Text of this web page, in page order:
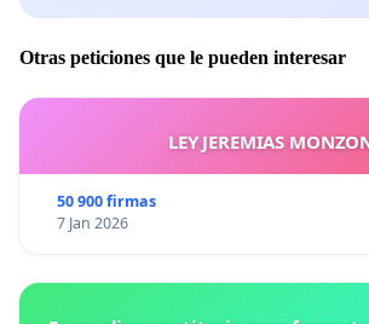
Otras peticiones que le pueden interesar
LEY JEREMIAS
50 900 firmas
7 Jan 2026